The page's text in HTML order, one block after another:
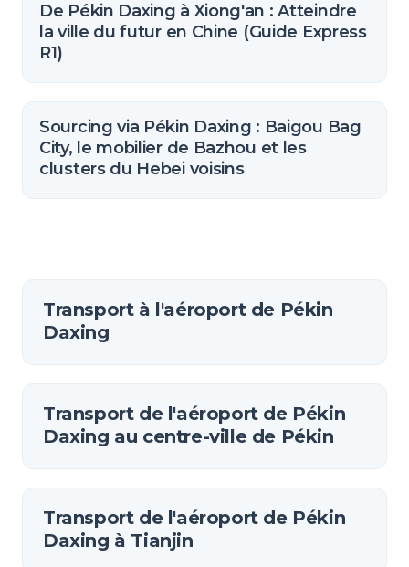
De Pékin Daxing à Xiong'an : Atteindre
la ville du futur en Chine (Guide Express
R1)
Sourcing via Pékin Daxing : Baigou Bag
City, le mobilier de Bazhou et les
clusters du Hebei voisins
Transport à l'aéroport de Pékin
Daxing
Transport de l'aéroport de Pékin
Daxing au centre-ville de Pékin
Transport de l'aéroport de Pékin
Daxing à Tianjin